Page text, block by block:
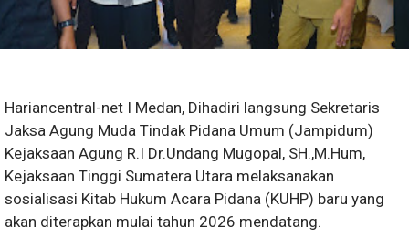
Hariancentral-net I Medan, Dihadiri langsung Sekretaris
Jaksa Agung Muda Tindak Pidana Umum (Jampidum)
Kejaksaan Agung R.I Dr.Undang Mugopal, SH.,M.Hum,
Kejaksaan Tinggi Sumatera Utara melaksanakan
sosialisasi Kitab Hukum Acara Pidana (KUHP) baru yang
akan diterapkan mulai tahun 2026 mendatang.